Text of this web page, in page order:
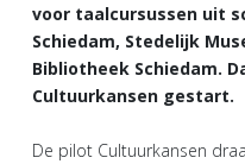
voor taalcursussen uit
Schiedam, Stedelijk
Bibliotheek Schiedam.
Cultuurkansen gestart.
De pilot Cultuurkansen